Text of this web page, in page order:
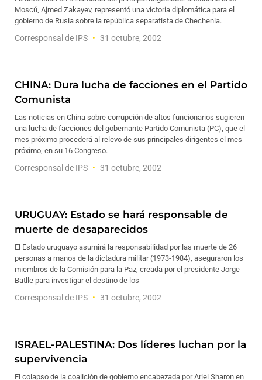
Moscú, Ajmed Zakayev, representó una victoria diplomática para el
gobierno de Rusia sobre la república separatista de Chechenia.
Corresponsal de IPS 31 octubre, 2002
CHINA: Dura lucha de facciones en el Partido
Comunista
Las noticias en China sobre corrupción de altos funcionarios sugieren
una lucha de facciones del gobernante Partido Comunista (PC), que el
mes próximo procederá al relevo de sus principales dirigentes el mes
próximo, en su 16 Congreso.
Corresponsal de IPS 31 octubre, 2002
URUGUAY: Estado se hará responsable de
muerte de desaparecidos
El Estado uruguayo asumirá la responsabilidad por las muerte de 26
personas a manos de la dictadura militar (1973-1984), aseguraron los
miembros de la Comisión para la Paz, creada por el presidente Jorge
Batlle para investigar el destino de los
Corresponsal de IPS 31 octubre, 2002
ISRAEL-PALESTINA: Dos líderes luchan por la
supervivencia
El colapso de la coalición de gobierno encabezada por Ariel Sharon en